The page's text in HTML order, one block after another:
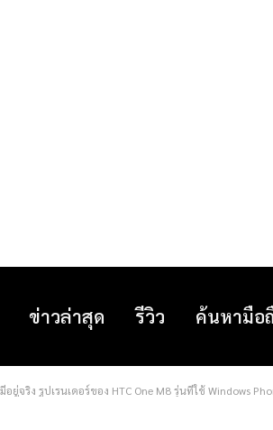
ข่าวล่าสุด รีวิว ค้นหามือ
มีอยู่จริง รูปเรนเดอร์ของ HTC One M8 รุ่นที่ใช้ Windows